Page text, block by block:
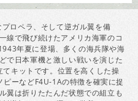
ロペラ、そして逆ガル翼を備
線で飛び続けたアメリカ海軍のコ
年夏に登場、多くの海兵隊や海
で日本軍機と激しい戦いを演じた
キットです。位置を高くした操
ーなどF4U-1Aの特徴を確実に捉
翼は折りたたんだ状態での組立も